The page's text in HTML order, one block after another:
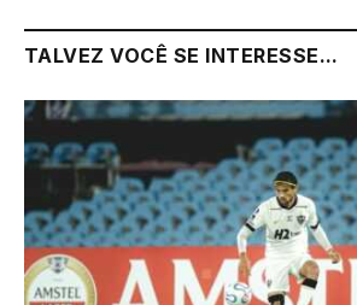
TALVEZ VOCÊ SE INTERESSE...